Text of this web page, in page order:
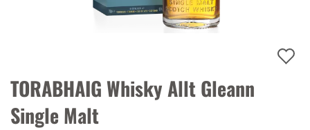
TORABHAIG Whisky Allt Gleann
Single Malt